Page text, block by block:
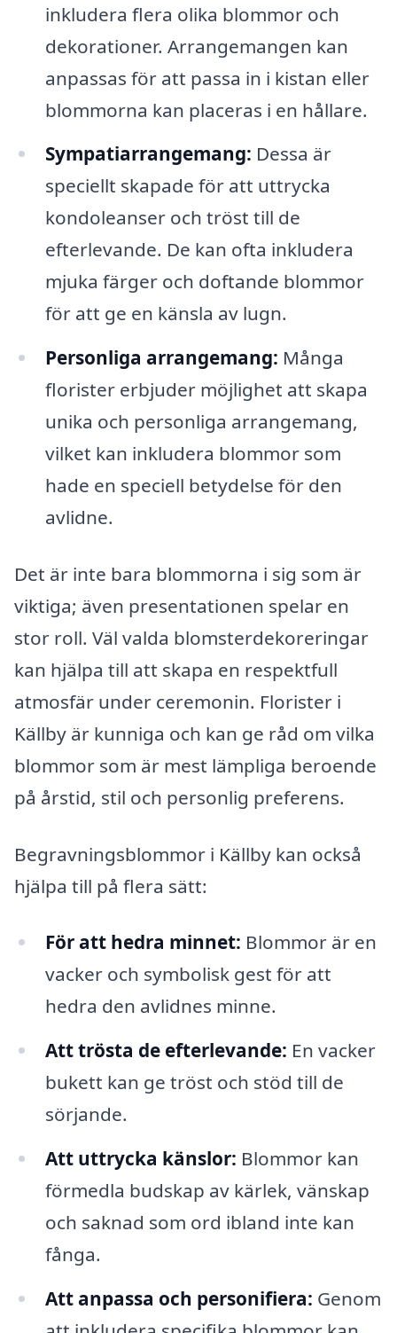
inkludera flera olika blommor och
dekorationer. Arrangemangen kan
anpassas för att passa in i kistan eller
blommorna kan placeras i en hållare.
Sympatiarrangemang: Dessa är
speciellt skapade för att uttrycka
kondoleanser och tröst till de
efterlevande. De kan ofta inkludera
mjuka färger och doftande blommor
för att ge en känsla av lugn.
Personliga arrangemang: Många
florister erbjuder möjlighet att skapa
unika och personliga arrangemang,
vilket kan inkludera blommor som
hade en speciell betydelse för den
avlidne.
Det är inte bara blommorna i sig som är
viktiga; även presentationen spelar en
stor roll. Väl valda blomsterdekoreringar
kan hjälpa till att skapa en respektfull
atmosfär under ceremonin. Florister i
Källby är kunniga och kan ge råd om vilka
blommor som är mest lämpliga beroende
på årstid, stil och personlig preferens.
Begravningsblommor i Källby kan också
hjälpa till på flera sätt:
För att hedra minnet: Blommor är en
vacker och symbolisk gest för att
hedra den avlidnes minne.
Att trösta de efterlevande: En vacker
bukett kan ge tröst och stöd till de
sörjande.
Att uttrycka känslor: Blommor kan
förmedla budskap av kärlek, vänskap
och saknad som ord ibland inte kan
fånga.
Att anpassa och personifiera: Genom